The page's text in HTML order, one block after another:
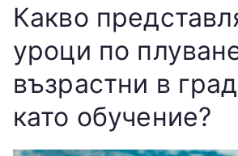
Какво
уроци по
възрастни в
като обучение?